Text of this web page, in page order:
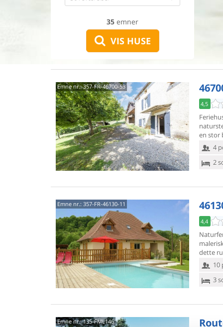
35 emner
VIS HUSE
Emne nr.:357-FR-46700-53
4,5
en stor
4
2
Emne nr.: 357-FR-46130-11
4,4
dette
10
3
Emne nr.:135-FML146